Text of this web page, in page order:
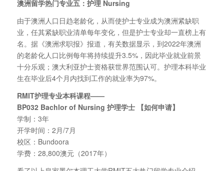
澳洲留学热门专业五：护理 Nursing
由于澳洲人口日趋老龄化，从而使护士专业成为澳洲紧缺职
业，任其紧缺职业清单每年变化，但是护士专业却一直榜上有
名。据《澳洲求职报》报道，有关数据显示，到2022年澳洲
的老龄化人口比例每年将持续提升3.5%，因此毕业就业前景
十分乐观；澳大利亚护士资格获世界范围认可。护理本科毕业
生在毕业后4个月内找到工作的就业率为97%。
RMIT护理专业本科课程——
BP032 Bachlor of Nursing 护理学士 【如何申请】
学制：3年
开学时间：2月/7月
校区：Bundoora
学费：28,800澳元（2017年）